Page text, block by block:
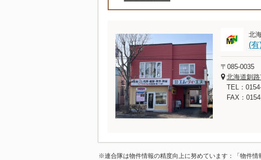
北
(
〒085-0035
北海道釧
TEL：
FAX：
※連合隊は物件情報の精度向上に努めています：「物件